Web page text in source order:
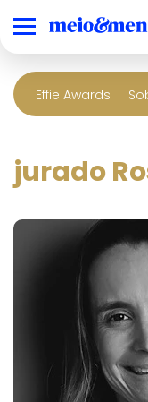
Effie Awards
jurado